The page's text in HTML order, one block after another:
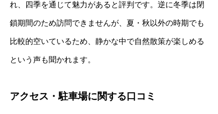
れ、四季を通じて魅力があると評判です。逆に冬季は閉
鎖期間のため訪問できませんが、夏・秋以外の時期でも
比較的空いているため、静かな中で自然散策が楽しめる
という声も聞かれます。
アクセス・駐車場に関する口コミ